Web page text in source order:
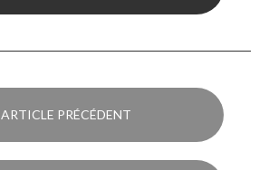
ARTICLE PRÉCÉDENT